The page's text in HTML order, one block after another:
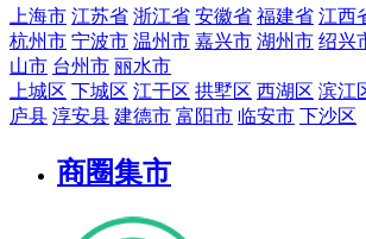
上海市 江苏省 浙江省 安徽省 福建省 江西
杭州市 宁波市 温州市 嘉兴市 湖州市 绍兴
山市 台州市 丽水市
上城区 下城区 江干区 拱墅区 西湖区 滨江
庐县 淳安县 建德市 富阳市 临安市 下沙区
商圈集市